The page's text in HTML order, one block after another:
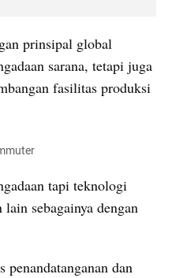
prinsipal global
sarana, tetapi juga
fasilitas produksi
tapi teknologi
sebagainya dengan
dan